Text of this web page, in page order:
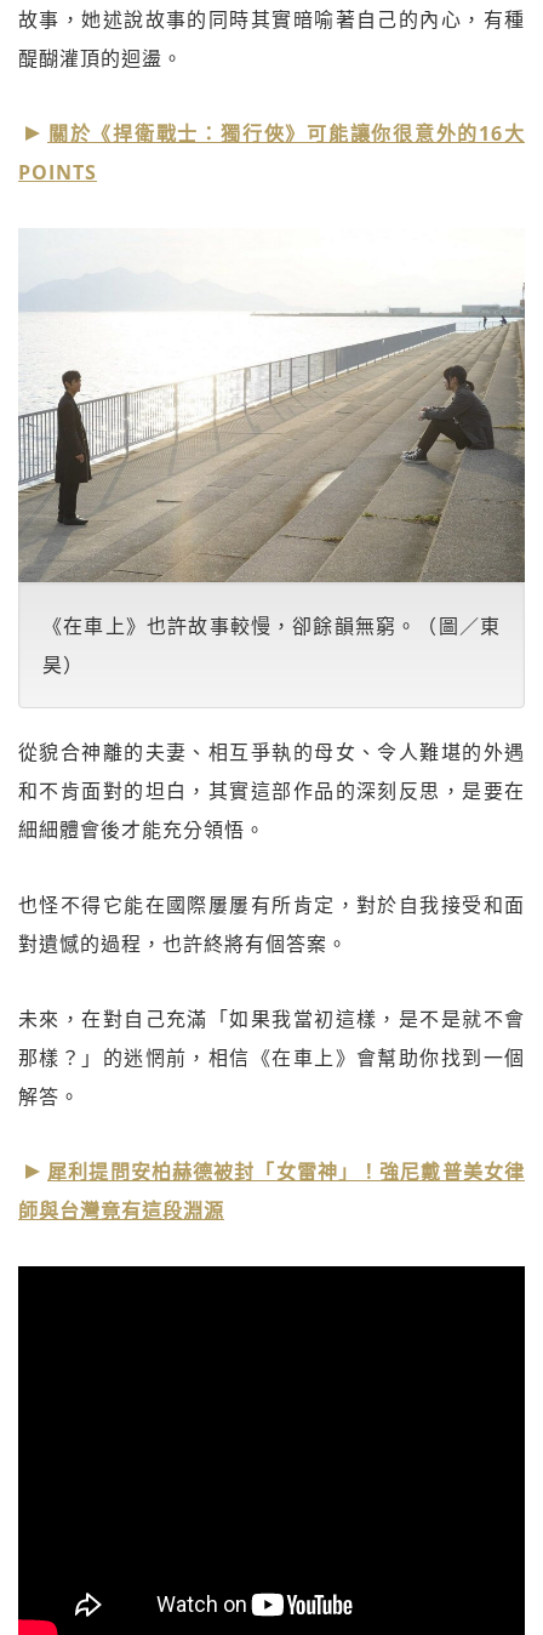
故事，她述說故事的同時其實暗喻著自己的內心，有種
醍醐灌頂的迴盪。
關於《捍衛戰士：獨行俠》可能讓你很意外的16大
POINTS
《在車上》也許故事較慢，卻餘韻無窮。（圖／東
昊）
從貌合神離的夫妻、相互爭執的母女、令人難堪的外遇
和不肯面對的坦白，其實這部作品的深刻反思，是要在
細細體會後才能充分領悟。
也怪不得它能在國際屢屢有所肯定，對於自我接受和面
對遺憾的過程，也許終將有個答案。
未來，在對自己充滿「如果我當初這樣，是不是就不會
那樣？」的迷惘前，相信《在車上》會幫助你找到一個
解答。
犀利提問安柏赫德被封「女雷神」！強尼戴普美女律
師與台灣竟有這段淵源